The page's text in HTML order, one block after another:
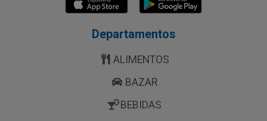
Departamentos
ALIMENTOS
BAZAR
BEBIDAS